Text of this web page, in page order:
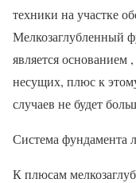
техники на участке
Мелкозаглубленный
является основанием
несущих, плюс к
случаев не будет
Система фундамента
К плюсам